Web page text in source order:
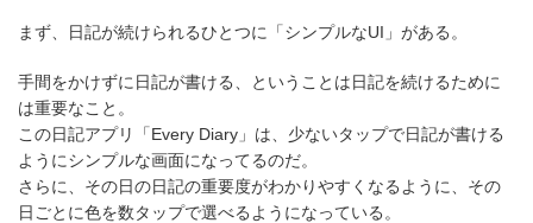
まず、日記が続けられるひとつに「シンプルなUI」がある。
手間をかけずに日記が書ける、ということは日記を続けるために
は重要なこと。
この日記アプリ「Every Diary」は、少ないタップで日記が書ける
ようにシンプルな画面になってるのだ。
さらに、その日の日記の重要度がわかりやすくなるように、その
日ごとに色を数タップで選べるようになっている。